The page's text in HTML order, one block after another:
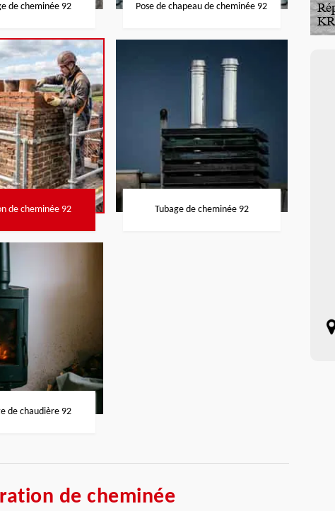
de cheminée 92 Pose de chapeau de cheminée 92
de cheminée 92 Tubage de cheminée 92
de chaudière 92
de cheminée